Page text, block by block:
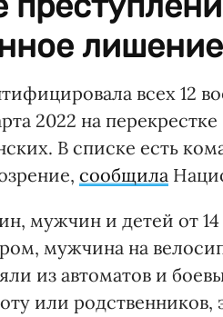
всех 12
2022 на
В списке есть
сообщила
мужчин и детей от
мужчина на
из автоматов и
или родственников,